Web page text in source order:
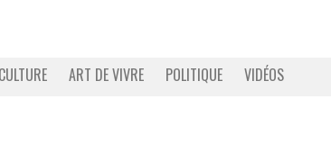
CULTURE ART DE VIVRE POLITIQUE VIDÉOS